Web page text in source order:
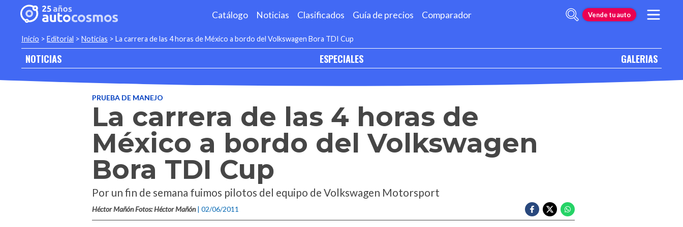
Catálogo Noticias Clasificados Guía de precios Comparador Vende tu auto
Inicio > Editorial > Noticias > La carrera de las 4 horas de México a bordo del Volkswagen Bora TDI Cup
NOTICIAS ESPECIALES GALERIAS
PRUEBA DE MANEJO
La carrera de las 4 horas de
México a bordo del Volkswagen
Bora TDI Cup
Por un fin de semana fuimos pilotos del equipo de Volkswagen Motorsport
Héctor Mañón Fotos: Héctor Mañón | 02/06/2011